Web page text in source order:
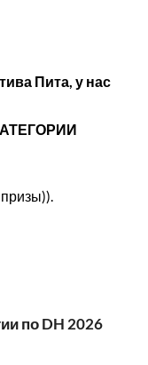
Пита, у нас
по DH 2026